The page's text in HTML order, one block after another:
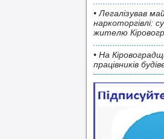
• Легалізував
наркоторгівлі:
жителю
• На
працівників